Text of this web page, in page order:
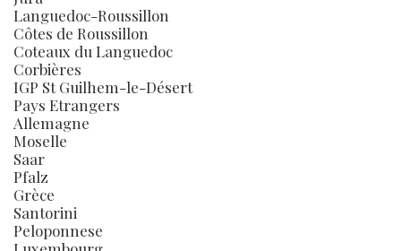
Languedoc-Roussillon
Côtes de Roussillon
Coteaux du Languedoc
Corbières
IGP St Guilhem-le-Désert
Pays Etrangers
Allemagne
Moselle
Saar
Pfalz
Grèce
Santorini
Peloponnese